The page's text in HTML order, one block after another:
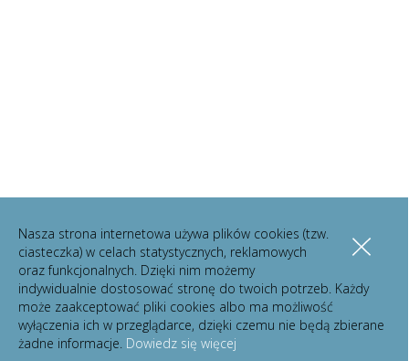
pokaż filtry
Nasza strona internetowa używa plików cookies (tzw.
ciasteczka) w celach statystycznych, reklamowych
oraz funkcjonalnych. Dzięki nim możemy
indywidualnie dostosować stronę do twoich potrzeb. Każdy
może zaakceptować pliki cookies albo ma możliwość
wyłączenia ich w przeglądarce, dzięki czemu nie będą zbierane
żadne informacje. Dowiedz się więcej